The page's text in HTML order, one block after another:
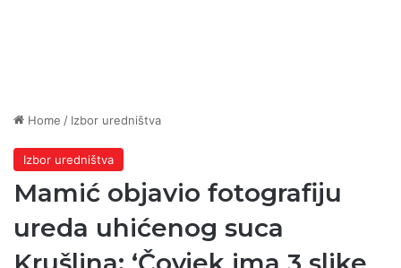
Home / Izbor uredništva
Izbor uredništva
Mamić objavio fotografiju
ureda uhićenog suca